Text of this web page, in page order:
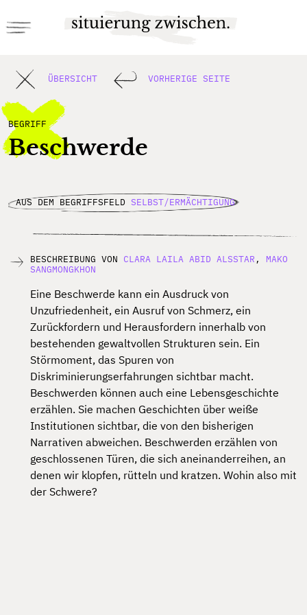
ÜBERSICHT VORHERIGE SEITE
BEGRIFF
Beschwerde
AUS DEM BEGRIFFSFELD SELBST/ERMÄCHTIGUNG
BESCHREIBUNG VON CLARA LAILA ABID ALSSTAR , MAKO
SANGMONGKHON
Eine Beschwerde kann ein Ausdruck von
Unzufriedenheit, ein Ausruf von Schmerz, ein
Zurückfordern und Herausfordern innerhalb von
bestehenden gewaltvollen Strukturen sein. Ein
Störmoment, das Spuren von
Diskriminierungserfahrungen sichtbar macht.
Beschwerden können auch eine Lebensgeschichte
erzählen. Sie machen Geschichten über weiße
Institutionen sichtbar, die von den bisherigen
Narrativen abweichen. Beschwerden erzählen von
geschlossenen Türen, die sich aneinanderreihen, an
denen wir klopfen, rütteln und kratzen. Wohin also mit
der Schwere?